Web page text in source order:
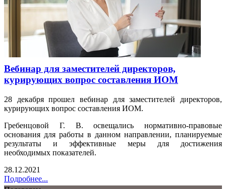
Вебинар для заместителей директоров,
курирующих вопрос составления ИОМ
28 декабря прошел вебинар для заместителей директоров,
курирующих вопрос составления ИОМ.
Гребенцовой Г. В. освещались нормативно-правовые
основания для работы в данном направлении, планируемые
результаты и эффективные меры для достижения
необходимых показателей.
28.12.2021
Подробнее...